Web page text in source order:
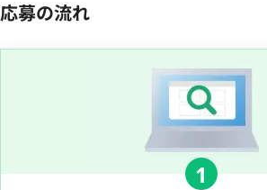
応募の流れ
1